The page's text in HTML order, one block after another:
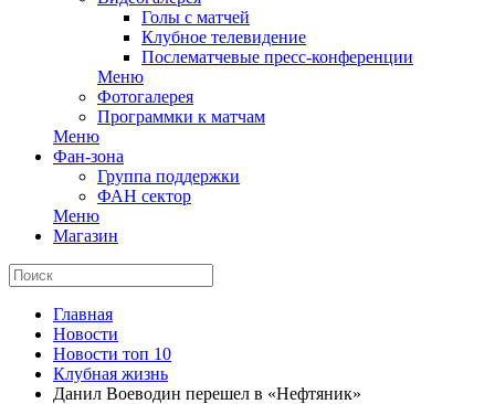
Голы с матчей
Клубное телевидение
Послематчевые пресс-конференции
Меню
Фотогалерея
Программки к матчам
Меню
Фан-зона
Группа поддержки
ФАН сектор
Меню
Магазин
Главная
Новости
Новости топ 10
Клубная жизнь
Данил Воеводин перешел в «Нефтяник»